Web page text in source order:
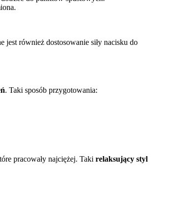
jest również dostosowanie siły nacisku do
. Taki sposób przygotowania:
pracowały najciężej. Taki relaksujący styl